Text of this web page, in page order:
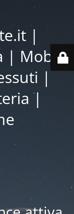
|
| Mobili
|
|